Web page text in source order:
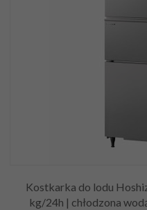
Kostkarka do lodu
kg/24h | chłodzona